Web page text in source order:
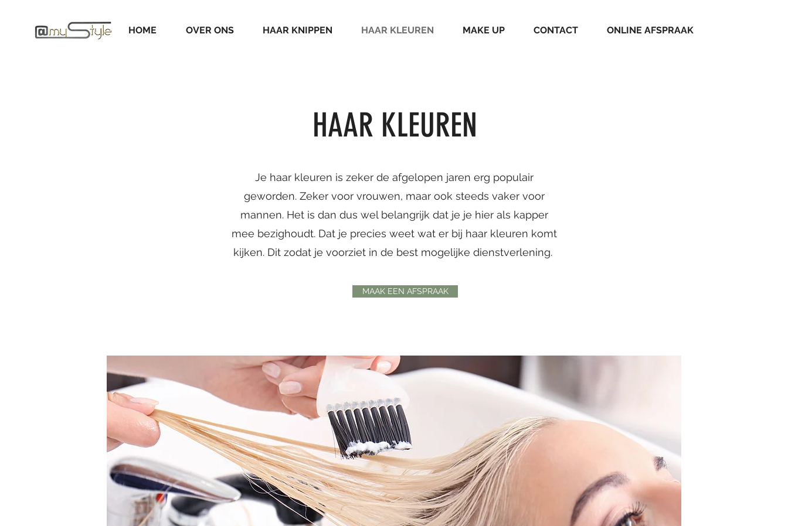
HOME OVER ONS HAAR KNIPPEN HAAR KLEUREN MAKE UP CONTACT ONLINE AFSPRAAK
HAAR KLEUREN
Je haar kleuren is zeker de afgelopen jaren erg populair
geworden. Zeker voor vrouwen, maar ook steeds vaker voor
mannen. Het is dan dus wel belangrijk dat je je hier als kapper
mee bezighoudt. Dat je precies weet wat er bij haar kleuren komt
kijken. Dit zodat je voorziet in de best mogelijke dienstverlening.
MAAK EEN AFSPRAAK